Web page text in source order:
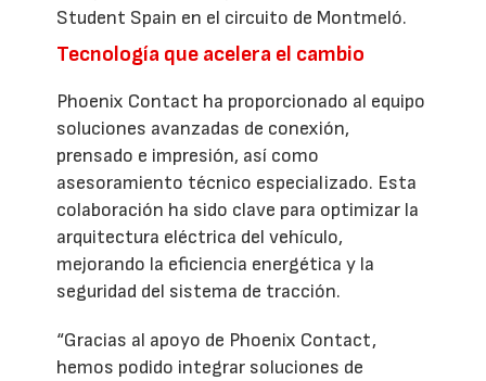
Student Spain en el circuito de Montmeló.
Tecnología que acelera el cambio
Phoenix Contact ha proporcionado al equipo
soluciones avanzadas de conexión,
prensado e impresión, así como
asesoramiento técnico especializado. Esta
colaboración ha sido clave para optimizar la
arquitectura eléctrica del vehículo,
mejorando la eficiencia energética y la
seguridad del sistema de tracción.
“Gracias al apoyo de Phoenix Contact,
hemos podido integrar soluciones de